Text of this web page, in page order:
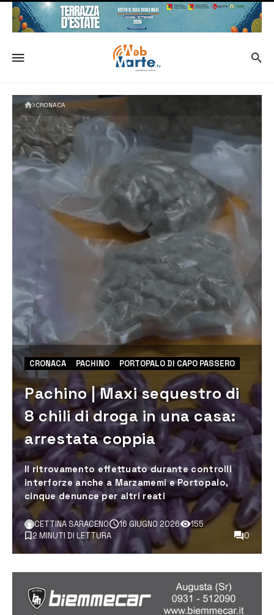
CRONACA
CRONACA PACHINO PORTOPALO DI CAPO PASSERO
Pachino | Maxi sequestro di
8 chili di droga in una casa:
arrestata coppia
Il ritrovamento effettuato durante controlli
interforze anche a Marzamemi e Portopalo,
cinque denunce per altri reati
CETTINA SARACENO 16 GIUGNO 2026
155
2 MINUTI DI LETTURA
0